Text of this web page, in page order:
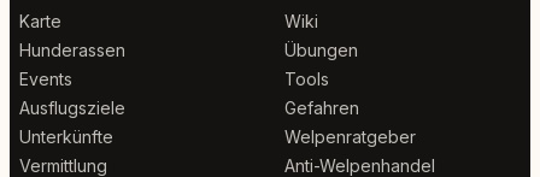
Karte
Hunderassen
Events
Ausflugsziele
Unterkünfte
Vermittlung
Wiki
Übungen
Tools
Gefahren
Welpenratgeber
Anti-Welpenhandel